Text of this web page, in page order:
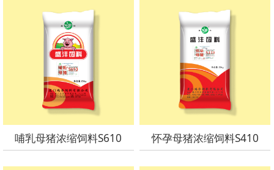
哺乳母猪浓缩饲料S610 怀孕母猪浓缩饲料S410